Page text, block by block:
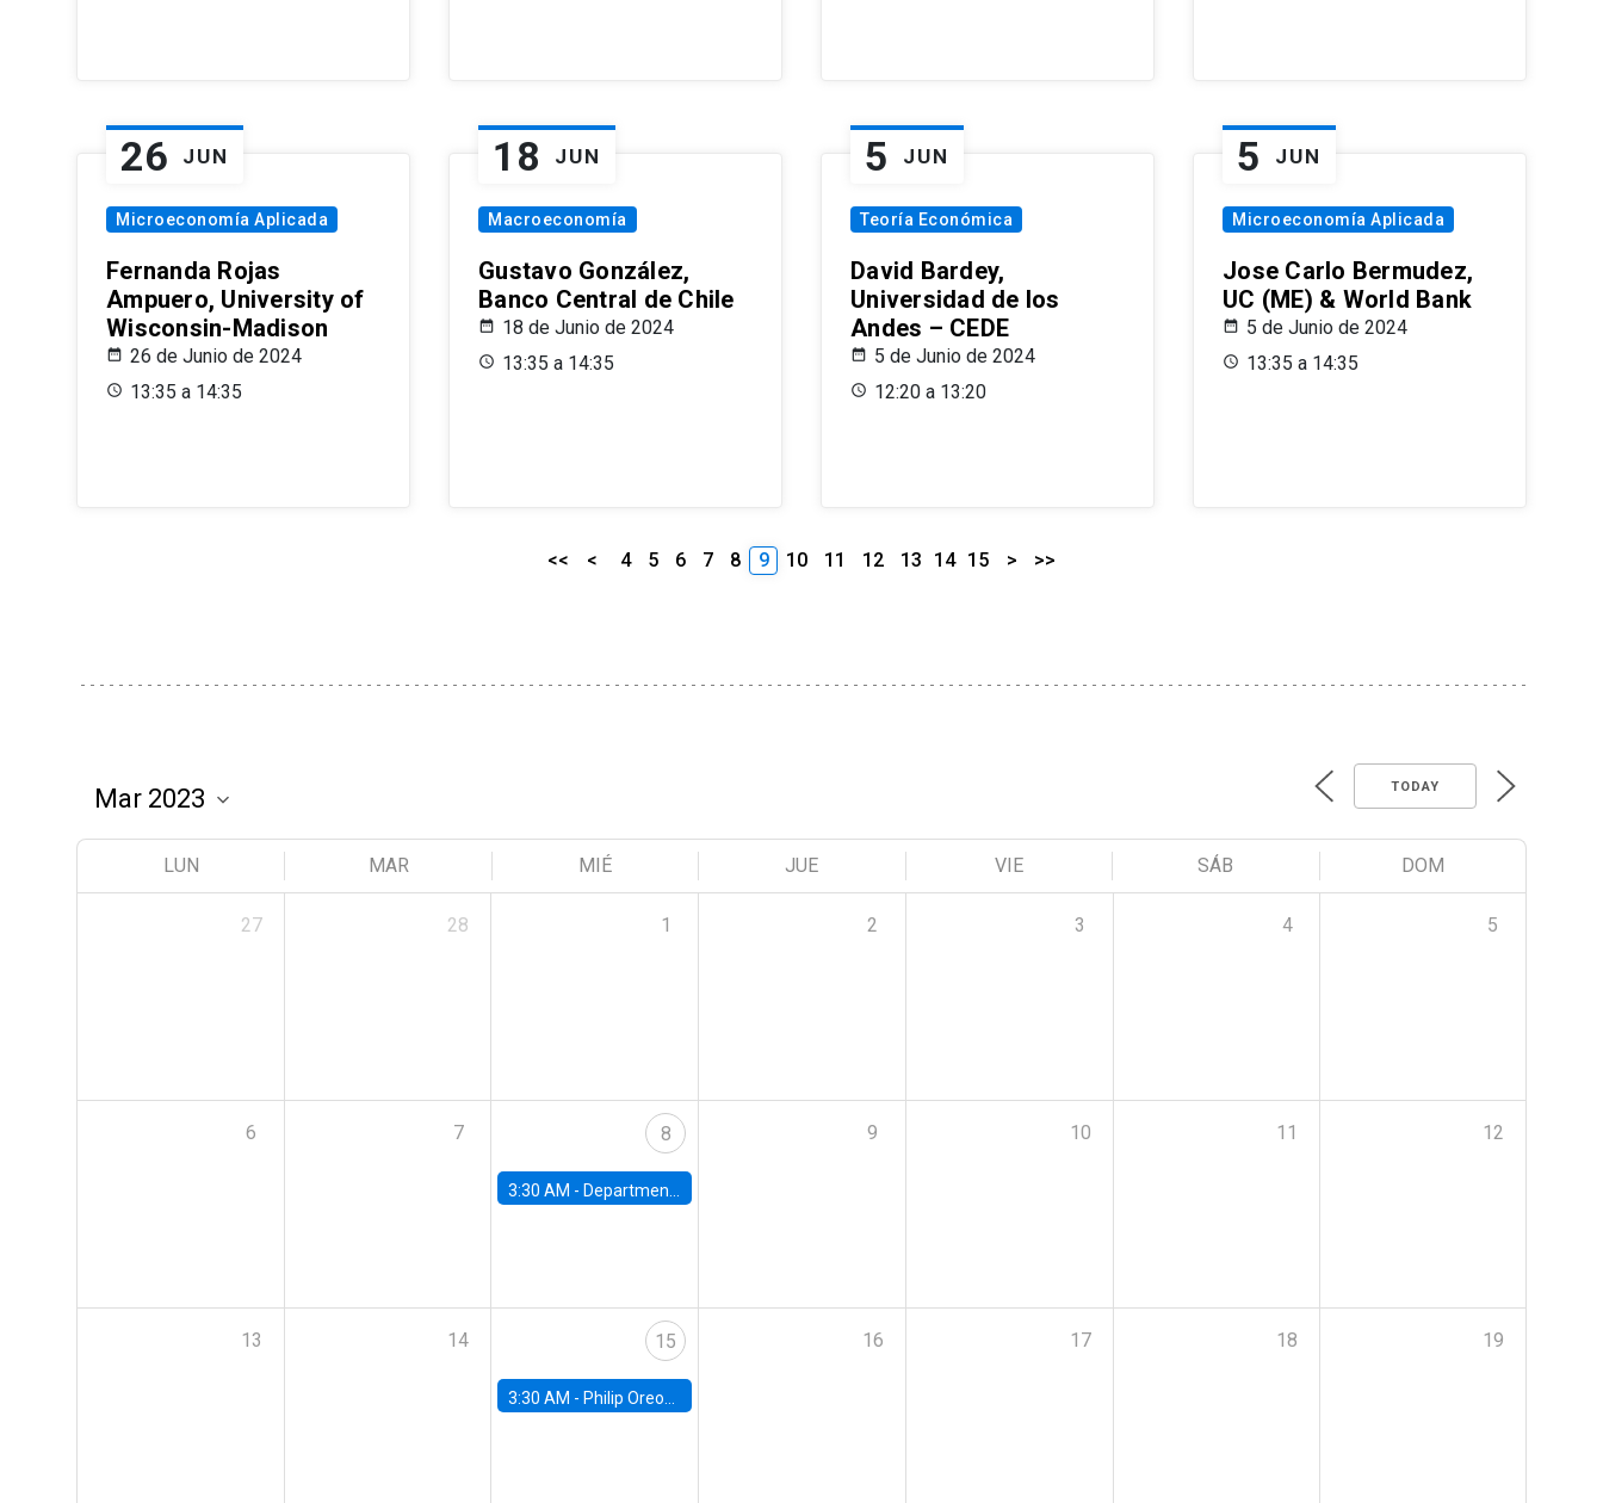
26 JUN
Microeconomía Aplicada
Fernanda Rojas
Ampuero, University of
Wisconsin-Madison
26 de Junio de 2024
13:35 a 14:35
18 JUN
Macroeconomía
Gustavo González,
Banco Central de Chile
18 de Junio de 2024
13:35 a 14:35
5 JUN
Teoría Económica
David Bardey,
Universidad de los
Andes – CEDE
5 de Junio de 2024
12:20 a 13:20
5 JUN
Microeconomía Aplicada
Jose Carlo Bermudez,
UC (ME) & World Bank
5 de Junio de 2024
13:35 a 14:35
<< < 4 5 6 7 8 9 10 11 12 13 14 15 > >>
TODAY
LUN MAR MIÉ JUE VIE SÁB DOM
27 28 1 2 3 4 5
6 7 8
3:30 AM - Department Seminar: James Robinson
9 10 11 12
13 14 15
3:30 AM - Philip Oreopolous, University of Toronto
16 17 18 19